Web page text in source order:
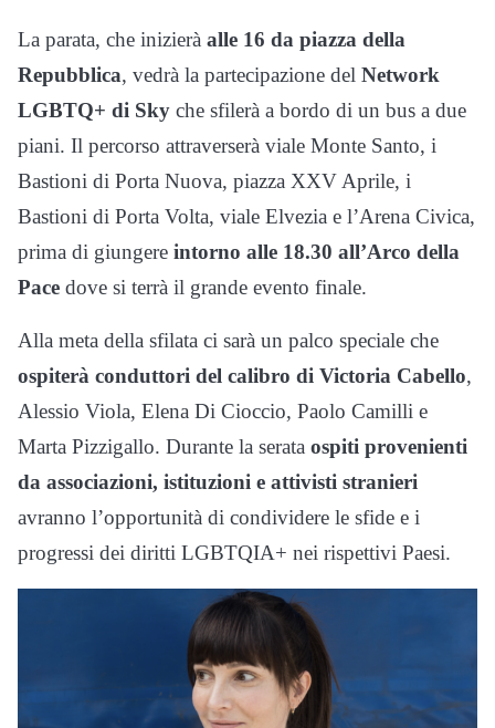
La parata, che inizierà alle 16 da piazza della
Repubblica, vedrà la partecipazione del Network
LGBTQ+ di Sky che sfilerà a bordo di un bus a due
piani. Il percorso attraverserà viale Monte Santo, i
Bastioni di Porta Nuova, piazza XXV Aprile, i
Bastioni di Porta Volta, viale Elvezia e l’Arena Civica,
prima di giungere intorno alle 18.30 all’Arco della
Pace dove si terrà il grande evento finale.
Alla meta della sfilata ci sarà un palco speciale che
ospiterà conduttori del calibro di Victoria Cabello,
Alessio Viola, Elena Di Cioccio, Paolo Camilli e
Marta Pizzigallo. Durante la serata ospiti provenienti
da associazioni, istituzioni e attivisti stranieri
avranno l’opportunità di condividere le sfide e i
progressi dei diritti LGBTQIA+ nei rispettivi Paesi.